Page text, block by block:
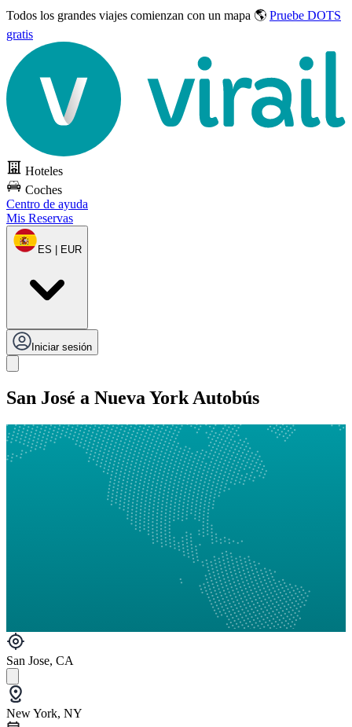
Todos los grandes viajes comienzan con un mapa 🌎 Pruebe DOTS
gratis
Hoteles
Coches
Centro de ayuda
Mis Reservas
ES | EUR
Iniciar sesión
San José a Nueva York Autobús
San Jose, CA
New York, NY